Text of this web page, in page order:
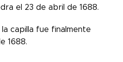
el 23 de abril de 1688.
capilla fue finalmente
1688.